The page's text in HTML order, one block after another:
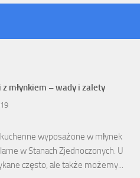
młynkiem – wady i zalety
wyposażone w młynek
w Stanach Zjednoczonych. U
często, ale także możemy...